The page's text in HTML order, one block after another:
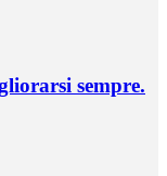
sempre.